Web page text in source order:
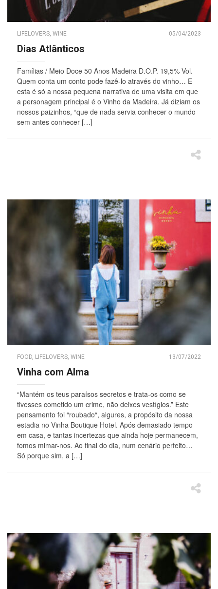
LIFELOVERS, WINE 05/04/2023
Dias Atlânticos
Famílias / Meio Doce 50 Anos Madeira D.O.P. 19,5% Vol.
Quem conta um conto pode fazê-lo através do vinho… E
esta é só a nossa pequena narrativa de uma visita em que
a personagem principal é o Vinho da Madeira. Já diziam os
nossos paizinhos, “que de nada servia conhecer o mundo
sem antes conhecer […]
FOOD, LIFELOVERS, WINE 13/07/2022
Vinha com Alma
“Mantém os teus paraísos secretos e trata-os como se
tivesses cometido um crime, não deixes vestígios.” Este
pensamento foi “roubado“, algures, a propósito da nossa
estadia no Vinha Boutique Hotel. Após demasiado tempo
em casa, e tantas incertezas que ainda hoje permanecem,
fomos mimar-nos. Ao final do dia, num cenário perfeito…
Só porque sim, a […]